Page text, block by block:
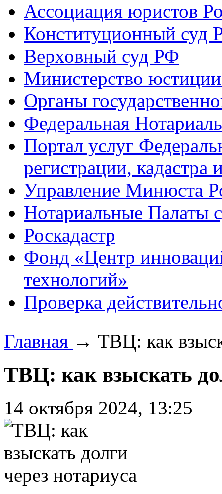
Ассоциация юристов
Конституционный суд
Верховный суд РФ
Министерство
Органы
Федеральная
Портал услуг
регистрации, кадастра
Управление Минюста
Нотариальные Палаты
Роскадастр
Фонд «Центр
технологий»
Проверка
Главная → ТВЦ: как
ТВЦ: как взыскать
14 октября 2024, 13:25